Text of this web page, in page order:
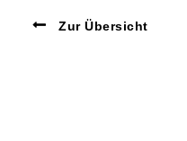
Zur Übersicht